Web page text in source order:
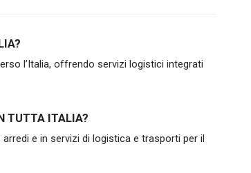
l’Italia, offrendo servizi logistici integrati
TUTTA ITALIA?
e in servizi di logistica e trasporti per il